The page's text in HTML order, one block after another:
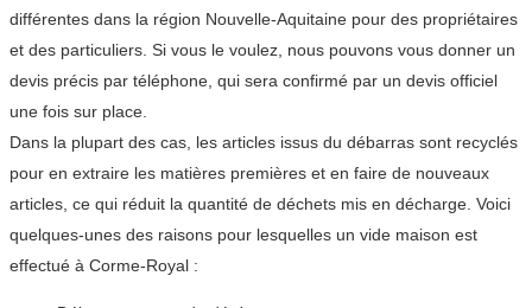
différentes dans la région Nouvelle-Aquitaine pour des propriétaires
et des particuliers. Si vous le voulez, nous pouvons vous donner un
devis précis par téléphone, qui sera confirmé par un devis officiel
une fois sur place.
Dans la plupart des cas, les articles issus du débarras sont recyclés
pour en extraire les matières premières et en faire de nouveaux
articles, ce qui réduit la quantité de déchets mis en décharge. Voici
quelques-unes des raisons pour lesquelles un vide maison est
effectué à Corme-Royal :